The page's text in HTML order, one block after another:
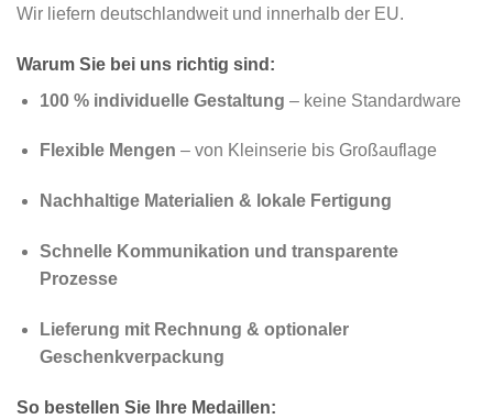
Wir liefern deutschlandweit und innerhalb der EU.
Warum Sie bei uns richtig sind:
100 % individuelle Gestaltung – keine Standardware
Flexible Mengen – von Kleinserie bis Großauflage
Nachhaltige Materialien & lokale Fertigung
Schnelle Kommunikation und transparente
Prozesse
Lieferung mit Rechnung & optionaler
Geschenkverpackung
So bestellen Sie Ihre Medaillen: